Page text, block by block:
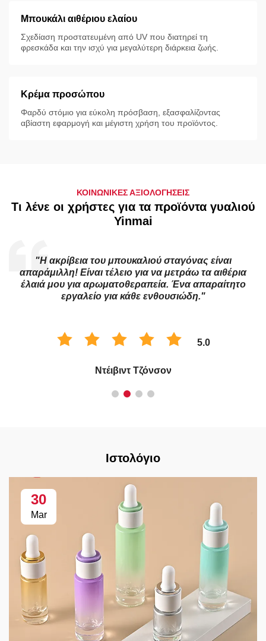
Μπουκάλι αιθέριου ελαίου
Σχεδίαση προστατευμένη από UV που διατηρεί τη
φρεσκάδα και την ισχύ για μεγαλύτερη διάρκεια ζωής.
Κρέμα προσώπου
Φαρδύ στόμιο για εύκολη πρόσβαση, εξασφαλίζοντας
αβίαστη εφαρμογή και μέγιστη χρήση του προϊόντος.
ΚΟΙΝΩΝΙΚΕΣ ΑΞΙΟΛΟΓΗΣΕΙΣ
Τι λένε οι χρήστες για τα προϊόντα γυαλιού
Yinmai
"Η ακρίβεια του μπουκαλιού σταγόνας είναι
απαράμιλλη! Είναι τέλειο για να μετράω τα αιθέρια
έλαιά μου για αρωματοθεραπεία. Ένα απαραίτητο
εργαλείο για κάθε ενθουσιώδη."
5.0
Ντέιβιντ Τζόνσον
Ιστολόγιο
30
Mar